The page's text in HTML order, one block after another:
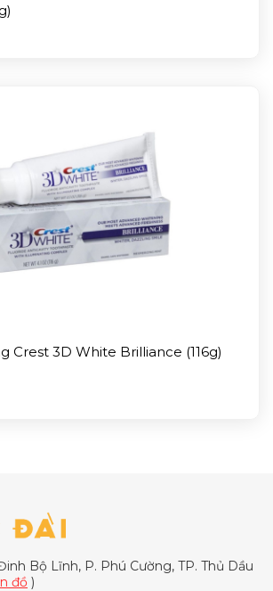
Crest 3D White Brilliance (116g)
Bộ Lĩnh, P. Phú Cường, TP. Thủ Dầu
đồ )